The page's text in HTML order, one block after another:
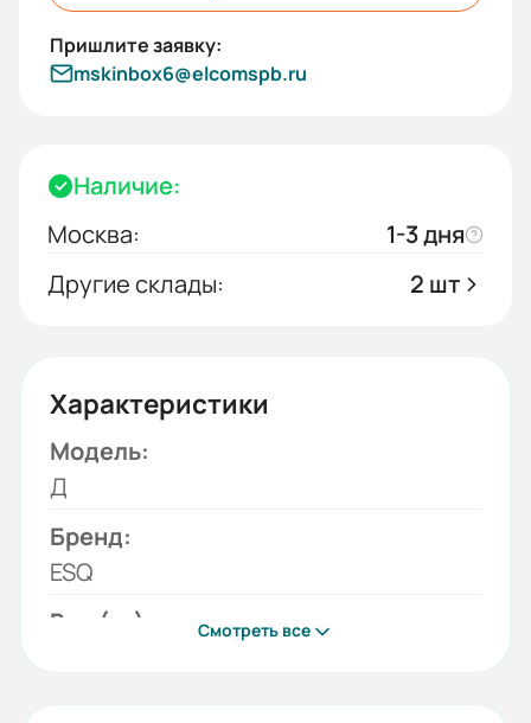
mskinbox6@elcomspb.ru
Наличие:
Москва:
1-3 дня
Другие склады:
2 шт
Характеристики
Модель:
Д
Бренд:
ESQ
Вес (кг):
Смотреть все